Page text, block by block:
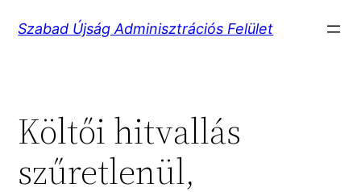
Szabad Újság Adminisztrációs Felület
Költői hitvallás
szűretlenül,